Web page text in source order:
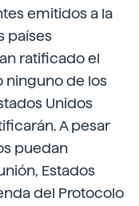
emitidos a la
países
ratificado el
ninguno de los
Unidos
A pesar
puedan
Estados
del Protocolo